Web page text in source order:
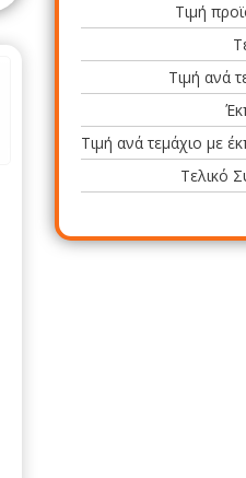
Τιμή
Τιμή ανά
Τιμή ανά τεμάχιο με
Τελικό